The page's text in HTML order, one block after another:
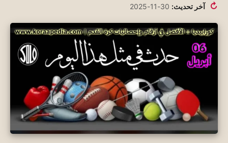
↻ آخر تحديث: 30-11-2025